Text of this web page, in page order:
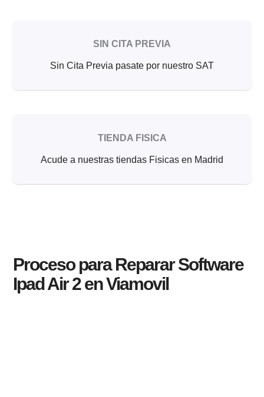
SIN CITA PREVIA
Sin Cita Previa pasate por nuestro SAT
TIENDA FISICA
Acude a nuestras tiendas Fisicas en Madrid
Proceso para Reparar Software
Ipad Air 2 en Viamovil